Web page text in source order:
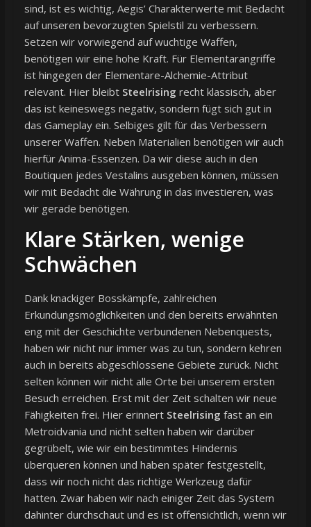
sind, ist es wichtig, Aegis’ Charakterwerte mit Bedacht
auf unseren bevorzugten Spielstil zu verbessern.
Setzen wir vorwiegend auf wuchtige Waffen,
benötigen wir eine hohe Kraft. Für Elementarangriffe
ist hingegen der Elementare-Alchemie-Attribut
relevant. Hier bleibt Steelrising recht klassisch, aber
das ist keineswegs negativ, sondern fügt sich gut in
das Gameplay ein. Selbiges gilt für das Verbessern
unserer Waffen. Neben Materialien benötigen wir auch
hierfür Anima-Essenzen. Da wir diese auch in den
Boutiquen jedes Vestalins ausgeben können, müssen
wir mit Bedacht die Währung in das investieren, was
wir gerade benötigen.
Klare Stärken, wenige
Schwächen
Dank knackiger Bosskämpfe, zahlreichen
Erkundungsmöglichkeiten und den bereits erwähnten
eng mit der Geschichte verbundenen Nebenquests,
haben wir nicht nur immer was zu tun, sondern kehren
auch in bereits abgeschlossene Gebiete zurück. Nicht
selten können wir nicht alle Orte bei unserem ersten
Besuch erreichen. Erst mit der Zeit schalten wir neue
Fähigkeiten frei. Hier erinnert Steelrising fast an ein
Metroidvania und nicht selten haben wir darüber
gegrübelt, wie wir ein bestimmtes Hindernis
überqueren können und haben später festgestellt,
dass wir noch nicht das richtige Werkzeug dafür
hatten. Zwar haben wir nach einiger Zeit das System
dahinter durchschaut und es ist offensichtlich, wenn wir